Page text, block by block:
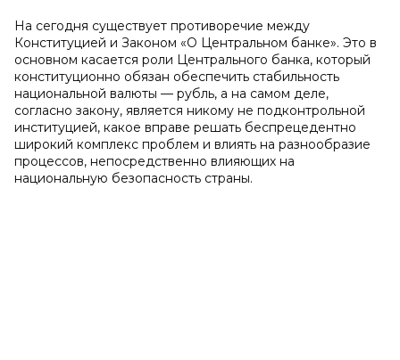
На сегодня существует противоречие между
Конституцией и Законом «О Центральном банке». Это в
основном касается роли Центрального банка, который
конституционно обязан обеспечить стабильность
национальной валюты — рубль, а на самом деле,
согласно закону, является никому не подконтрольной
институцией, какое вправе решать беспрецедентно
широкий комплекс проблем и влиять на разнообразие
процессов, непосредственно влияющих на
национальную безопасность страны.